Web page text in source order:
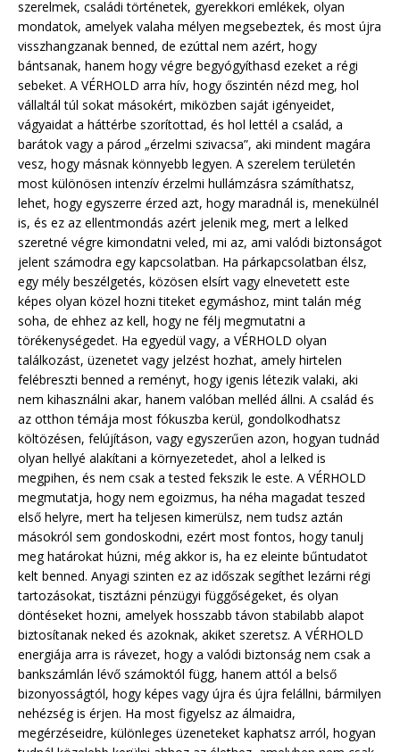
szerelmek, családi történetek, gyerekkori emlékek, olyan
mondatok, amelyek valaha mélyen megsebeztek, és most újra
visszhangzanak benned, de ezúttal nem azért, hogy
bántsanak, hanem hogy végre begyógyíthasd ezeket a régi
sebeket. A VÉRHOLD arra hív, hogy őszintén nézd meg, hol
vállaltál túl sokat másokért, miközben saját igényeidet,
vágyaidat a háttérbe szorítottad, és hol lettél a család, a
barátok vagy a párod „érzelmi szivacsa”, aki mindent magára
vesz, hogy másnak könnyebb legyen. A szerelem területén
most különösen intenzív érzelmi hullámzásra számíthatsz,
lehet, hogy egyszerre érzed azt, hogy maradnál is, menekülnél
is, és ez az ellentmondás azért jelenik meg, mert a lelked
szeretné végre kimondatni veled, mi az, ami valódi biztonságot
jelent számodra egy kapcsolatban. Ha párkapcsolatban élsz,
egy mély beszélgetés, közösen elsírt vagy elnevetett este
képes olyan közel hozni titeket egymáshoz, mint talán még
soha, de ehhez az kell, hogy ne félj megmutatni a
törékenységedet. Ha egyedül vagy, a VÉRHOLD olyan
találkozást, üzenetet vagy jelzést hozhat, amely hirtelen
felébreszti benned a reményt, hogy igenis létezik valaki, aki
nem kihasználni akar, hanem valóban melléd állni. A család és
az otthon témája most fókuszba kerül, gondolkodhatsz
költözésen, felújításon, vagy egyszerűen azon, hogyan tudnád
olyan hellyé alakítani a környezetedet, ahol a lelked is
megpihen, és nem csak a tested fekszik le este. A VÉRHOLD
megmutatja, hogy nem egoizmus, ha néha magadat teszed
első helyre, mert ha teljesen kimerülsz, nem tudsz aztán
másokról sem gondoskodni, ezért most fontos, hogy tanulj
meg határokat húzni, még akkor is, ha ez eleinte bűntudatot
kelt benned. Anyagi szinten ez az időszak segíthet lezárni régi
tartozásokat, tisztázni pénzügyi függőségeket, és olyan
döntéseket hozni, amelyek hosszabb távon stabilabb alapot
biztosítanak neked és azoknak, akiket szeretsz. A VÉRHOLD
energiája arra is rávezet, hogy a valódi biztonság nem csak a
bankszámlán lévő számoktól függ, hanem attól a belső
bizonyosságtól, hogy képes vagy újra és újra felállni, bármilyen
nehézség is érjen. Ha most figyelsz az álmaidra,
megérzéseidre, különleges üzeneteket kaphatsz arról, hogyan